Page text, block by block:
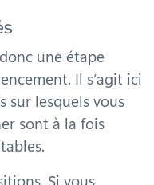
une étape
Il s’agit ici
sur lesquels vous
sont à la fois
Si vous